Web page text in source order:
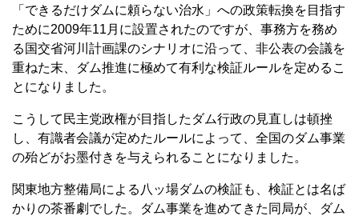
「できるだけダムに頼らない治水」への政策転換を目指す
ために2009年11月に設置されたのですが、事務方を務め
る国交省河川計画課のシナリオに沿って、非公表の会議を
重ねた末、ダム推進に極めて有利な検証ルールを定めるこ
とになりました。
こうして民主党政権が目指したダム行政の見直しは頓挫
し、有識者会議が定めたルールによって、全国のダム事業
の殆どがお墨付きを与えられることになりました。
関東地方整備局による八ッ場ダムの検証も、検証とは名ば
かりの茶番劇でした。ダム事業を進めてきた同局が、ダム